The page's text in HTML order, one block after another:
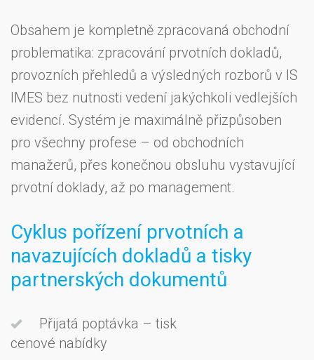
Obsahem je kompletně zpracovaná obchodní
problematika: zpracování prvotních dokladů,
provozních přehledů a výsledných rozborů v IS
IMES bez nutnosti vedení jakýchkoli vedlejších
evidencí. Systém je maximálně přizpůsoben
pro všechny profese – od obchodních
manažerů, přes konečnou obsluhu vystavující
prvotní doklady, až po management.
Cyklus pořízení prvotních a
navazujících dokladů a tisky
partnerských dokumentů
Přijatá poptávka – tisk
cenové nabídky